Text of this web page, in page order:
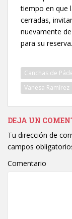
tiempo en que
cerradas,
nuevamente
para su reserva.
Canchas de
Vanesa Ramírez
DEJA UN
Tu dirección de
campos
Comentario